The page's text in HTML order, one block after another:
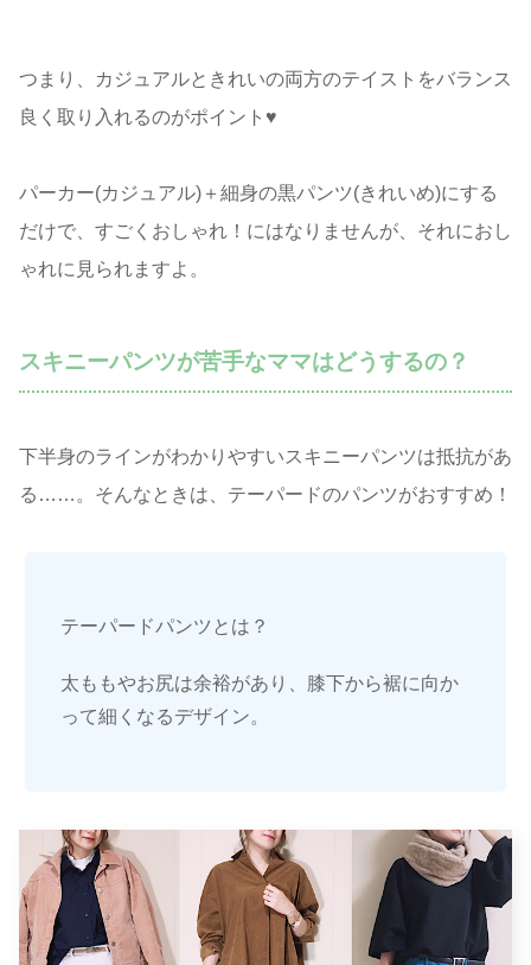
つまり、カジュアルときれいの両方のテイストをバランス
良く取り入れるのがポイント♥
パーカー(カジュアル)＋細身の黒パンツ(きれいめ)にする
だけで、すごくおしゃれ！にはなりませんが、 それにおし
ゃれに見られますよ。
スキニーパンツが苦手なママはどうするの？
下半身のラインがわかりやすいスキニーパンツは抵抗があ
る……。そんなときは、テーパードのパンツがおすすめ！
テーパードパンツとは？
太ももやお尻は余裕があり、膝下から裾に向か
って細くなるデザイン。